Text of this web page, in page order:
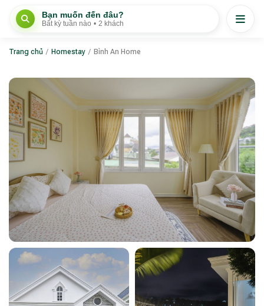
Bạn muốn đến đâu?
Bất kỳ tuần nào • 2 khách
Trang chủ / Homestay / Bình An Home